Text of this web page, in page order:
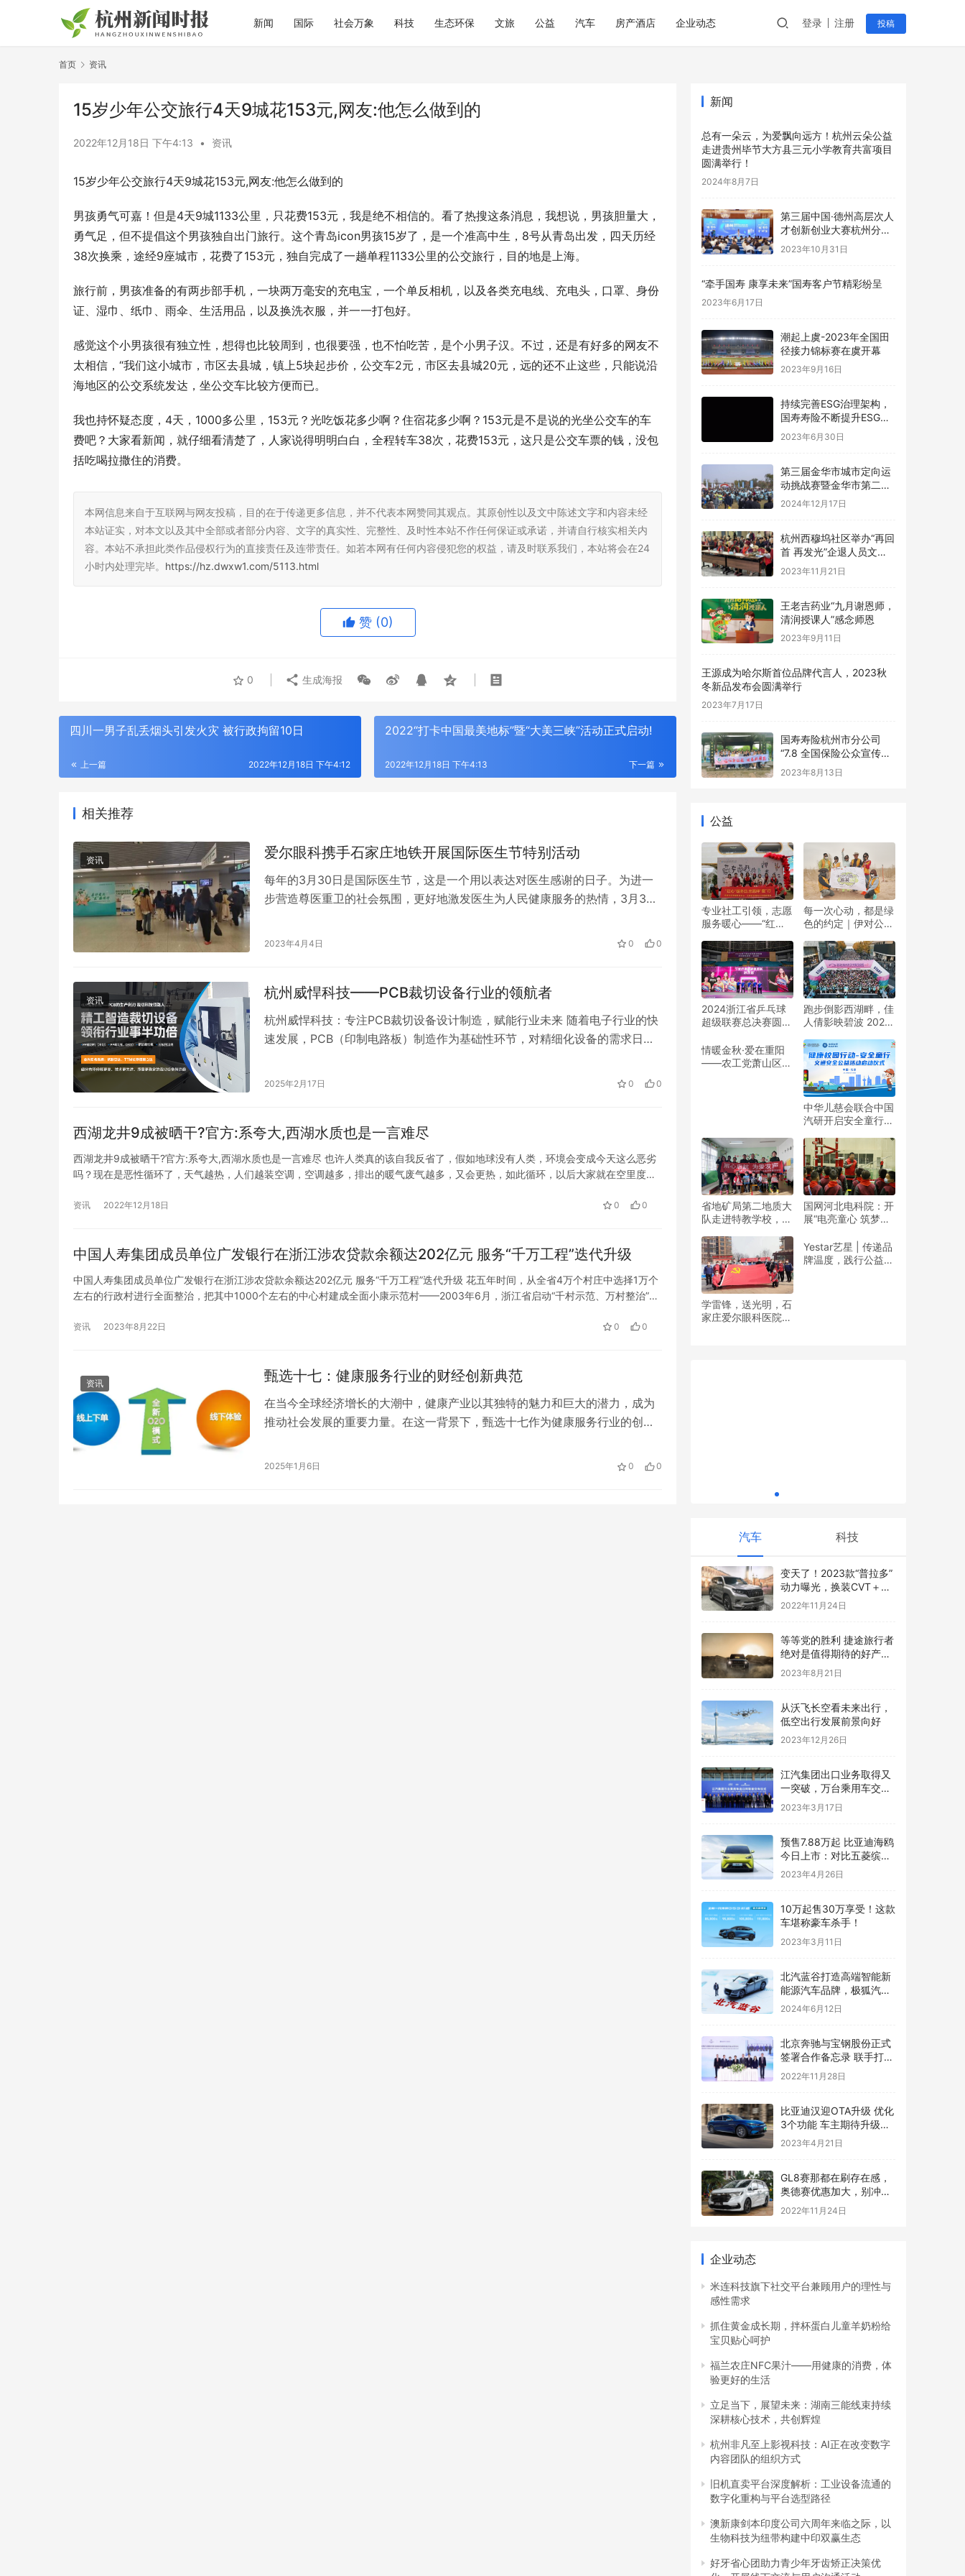
新闻 国际 社会万象 科技 生态环保 文旅 公益 汽车 房产酒店 企业动态 登录 注册 投稿
首页 资讯
15岁少年公交旅行4天9城花153元,网友:他怎么做到的
2022年12月18日 下午4:13 • 资讯
15岁少年公交旅行4天9城花153元,网友:他怎么做到的
男孩勇气可嘉！但是4天9城1133公里，只花费153元，我是绝不相信的。看了热搜这条消息，我想说，男孩胆量大，
勇气足，但不提倡这个男孩独自出门旅行。这个青岛icon男孩15岁了，是一个准高中生，8号从青岛出发，四天历经
38次换乘，途经9座城市，花费了153元，独自完成了一趟单程1133公里的公交旅行，目的地是上海。
旅行前，男孩准备的有两步部手机，一块两万毫安的充电宝，一个单反相机，以及各类充电线、充电头，口罩、身份
证、湿巾、纸巾、雨伞、生活用品，以及换洗衣服，并一一打包好。
感觉这个小男孩很有独立性，想得也比较周到，也很要强，也不怕吃苦，是个小男子汉。不过，还是有好多的网友不
太相信，“我们这小城市，市区去县城，镇上5块起步价，公交车2元，市区去县城20元，远的还不止这些，只能说沿
海地区的公交系统发达，坐公交车比较方便而已。
我也持怀疑态度，4天，1000多公里，153元？光吃饭花多少啊？住宿花多少啊？153元是不是说的光坐公交车的车
费吧？大家看新闻，就仔细看清楚了，人家说得明明白白，全程转车38次，花费153元，这只是公交车票的钱，没包
括吃喝拉撒住的消费。
本网信息来自于互联网与网友投稿，目的在于传递更多信息，并不代表本网赞同其观点。其原创性以及文中陈述文字和内容未经
本站证实，对本文以及其中全部或者部分内容、文字的真实性、完整性、及时性本站不作任何保证或承诺，并请自行核实相关内
容。本站不承担此类作品侵权行为的直接责任及连带责任。如若本网有任何内容侵犯您的权益，请及时联系我们，本站将会在24
小时内处理完毕。 https://hz.dwxw1.com/5113.html
赞 (0)
0 生成海报
四川一男子乱丢烟头引发火灾 被行政拘留10日
上一篇 2022年12月18日 下午4:12
2022“打卡中国最美地标”暨“大美三峡”活动正式启动!
下一篇
2022年12月18日 下午4:13
相关推荐
资讯 爱尔眼科携手石家庄地铁开展国际医生节特别活动
每年的3月30日是国际医生节，这是一个用以表达对医生感谢的日子。为进一
步营造尊医重卫的社会氛围，更好地激发医生为人民健康服务的热情，3月30
爱尔 ‘医’路相伴”为主题的国际医生节特别活动。 活动现场，石家庄爱尔眼科
2023年4月4日 0 0
资讯 杭州威悍科技——PCB裁切设备行业的领航者
杭州威悍科技：专注PCB裁切设备设计制造，赋能行业未来 随着电子行业的快
速发展，PCB（印制电路板）制造作为基础性环节，对精细化设备的需求日益
率和产品质量。杭州威悍科技有限公司，作为一家深耕裁切设备领域20年的高
2025年2月17日 0 0
西湖龙井9成被晒干?官方:系夸大,西湖水质也是一言难尽
西湖龙井9成被晒干?官方:系夸大,西湖水质也是一言难尽 也许人类真的该自我反省了，假如地球没有人类，环境会变成今天这么恶劣
吗？现在是恶性循环了，天气越热，人们越装空调，空调越多，排出的暖气废气越多，又会更热，如此循环，以后大家就在空里度
法，基…
资讯 2022年12月18日 0 0
中国人寿集团成员单位广发银行在浙江涉农贷款余额达202亿元 服务“千万工程”迭代升级
中国人寿集团成员单位广发银行在浙江涉农贷款余额达202亿元 服务“千万工程”迭代升级 花五年时间，从全省4万个村庄中选择1万个
左右的行政村进行全面整治，把其中1000个左右的中心村建成全面小康示范村——2003年6月，浙江省启动“千村示范、万村整治”工
资讯 2023年8月22日 0 0
资讯 甄选十七：健康服务行业的财经创新典范
在当今全球经济增长的大潮中，健康产业以其独特的魅力和巨大的潜力，成为
推动社会发展的重要力量。在这一背景下，甄选十七作为健康服务行业的创新
领域引发了广泛关注。本文将从财经视角出发，深入剖析甄选十七如何成为健
2025年1月6日 0 0
新闻
总有一朵云，为爱飘向远方！杭州云朵公益
走进贵州毕节大方县三元小学教育共富项目
圆满举行！
2024年8月7日
第三届中国·德州高层次人
才创新创业大赛杭州分赛
成功举办
2023年10月31日
“牵手国寿 康享未来”国寿客户节精彩纷呈
2023年6月17日
潮起上虞-2023年全国田
径接力锦标赛在虞开幕
2023年9月16日
持续完善ESG治理架构，
国寿寿险不断提升ESG管
理水平
2023年6月30日
第三届金华市城市定向运
动挑战赛暨金华市第二届
青少年定向锦标赛圆满落
2024年12月17日
杭州西穆坞社区举办“再回
首 再发光”企退人员文艺
汇演
2023年11月21日
王老吉药业“九月谢恩师，
清润授课人”感念师恩
2023年9月11日
王源成为哈尔斯首位品牌代言人，2023秋
冬新品发布会圆满举行
2023年7月17日
国寿寿险杭州市分公司
“7.8 全国保险公众宣传日”
活动精彩纷呈
2023年8月13日
公益
专业社工引领，志愿
服务暖心——“红心”
每一次心动，都是绿
色的约定｜伊对公益
双向奔赴
2024浙江省乒乓球
超级联赛总决赛圆满
跑步倒影西湖畔，佳
人倩影映碧波 2024
靓丽开赛
情暖金秋·爱在重阳
——农工党萧山区基
中华儿慈会联合中国
汽研开启安全童行公
省地矿局第二地质大
队走进特教学校，暖
国网河北电科院：开
展“电亮童心 筑梦未
学雷锋，送光明，石
家庄爱尔眼科医院党
Yestar艺星 | 传递品
牌温度，践行公益之
【遇见·域见】引领全域电商潮流，谱写产业
自研低温烘干技术 石头科技吹响探索行业深
RENAIS MODA 芮纳斯耀世启幕 ，革新细
汽车 科技
变天了！2023款“普拉多”
动力曝光，换装CVT＋分
时四驱，明年亮相
2022年11月24日
等等党的胜利 捷途旅行者
绝对是值得期待的好产
品！
2023年8月21日
从沃飞长空看未来出行，
低空出行发展前景向好
2023年12月26日
江汽集团出口业务取得又
一突破，万台乘用车交付
阿联酋
2023年3月17日
预售7.88万起 比亚迪海鸥
今日上市：对比五菱缤果
你选谁
2023年4月26日
10万起售30万享受！这款
车堪称豪车杀手！
2023年3月11日
​北汽蓝谷打造高端智能新
能源汽车品牌，极狐汽车
销量大幅增长
2024年6月12日
北京奔驰与宝钢股份正式
签署合作备忘录 联手打造
绿色钢铁供应链
2022年11月28日
比亚迪汉迎OTA升级 优化
3个功能 车主期待升级云
辇系统
2023年4月21日
GL8赛那都在刷存在感，
奥德赛优惠加大，别冲动
买二手混动版
2022年11月24日
企业动态
米连科技旗下社交平台兼顾用户的理性与
感性需求
抓住黄金成长期，拌杯蛋白儿童羊奶粉给
宝贝贴心呵护
福兰农庄NFC果汁——用健康的消费，体
验更好的生活
立足当下，展望未来：湖南三能线束持续
深耕核心技术，共创辉煌
杭州非凡至上影视科技：AI正在改变数字
内容团队的组织方式
旧机直卖平台深度解析：工业设备流通的
数字化重构与平台选型路径
澳新康剑本印度公司六周年来临之际，以
生物科技为纽带构建中印双赢生态
好牙省心团助力青少年牙齿矫正决策优